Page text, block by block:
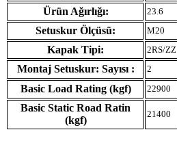
Ürün Ağırlığı: 23.6
Setuskur Ölçüsü: M20
Kapak Tipi: 2RS/ZZ
Montaj Setuskur: Sayısı : 2
Basic Load Rating (kgf) 22900
Basic Static Road Ratin
(kgf)
21400